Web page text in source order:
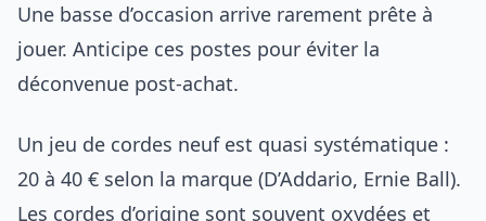
Une basse d’occasion arrive rarement prête à
jouer. Anticipe ces postes pour éviter la
déconvenue post-achat.
Un jeu de cordes neuf est quasi systématique :
20 à 40 € selon la marque (D’Addario, Ernie Ball).
Les cordes d’origine sont souvent oxydées et